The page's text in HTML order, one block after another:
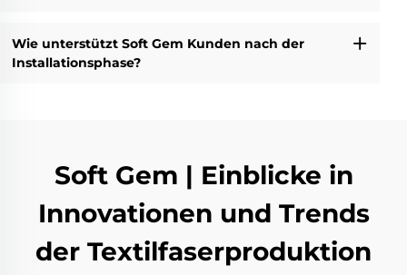
Wie unterstützt Soft Gem Kunden nach der
Installationsphase?
Soft Gem | Einblicke in
Innovationen und Trends
der Textilfaserproduktion